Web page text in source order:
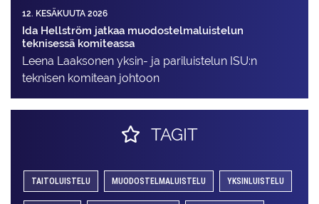
12. KESÄKUUTA 2026
Ida Hellström jatkaa muodostelmaluistelun
teknisessä komiteassa
Leena Laaksonen yksin- ja pariluistelun ISU:n
teknisen komitean johtoon
TAGIT
TAITOLUISTELU MUODOSTELMALUISTELU YKSINLUISTELU